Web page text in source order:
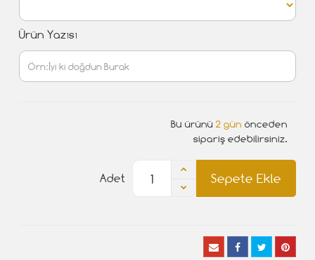
Ürün Yazısı
Bu ürünü 2 gün önceden
sipariş edebilirsiniz.
Sepete Ekle
Adet